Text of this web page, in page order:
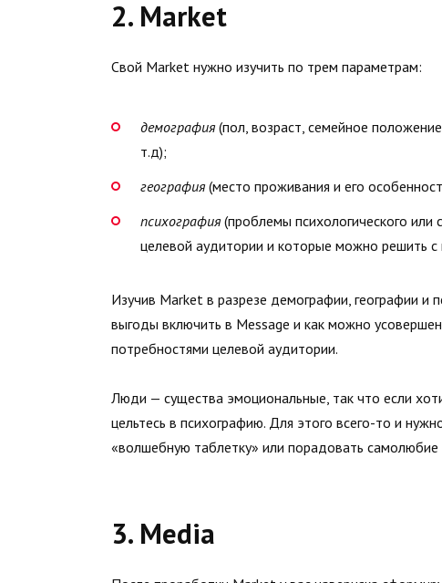
2. Market
Свой Market нужно изучить по трем параметрам:
демография(пол, возраст, семейное
т.д);
география(место проживания и его
психография(проблемы психологического или
целевой аудитории и которые можно решить
Изучив Market в разрезе демографии, географии и
выгоды включить в Message и как можно
потребностями целевой аудитории.
Люди — существа эмоциональные, так что если
цельтесь в психографию. Для этого всего-то и
«волшебную таблетку» или порадовать
3. Media